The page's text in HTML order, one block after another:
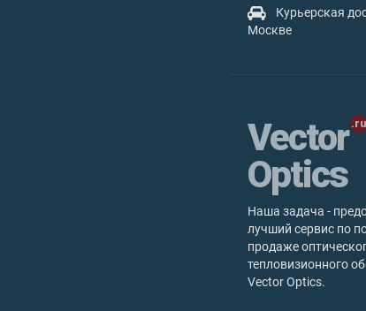
Курьерская
Москве
Vector
Optics
Наша задача -
лучший сервис по
продаже
тепловизионного
Vector Optics.